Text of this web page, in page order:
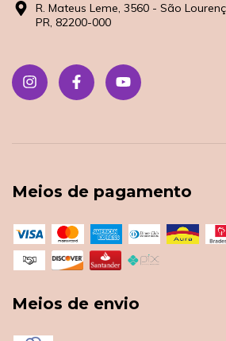
R. Mateus Leme, 3560 - São
PR, 82200-000
Meios de pagamento
Meios de envio